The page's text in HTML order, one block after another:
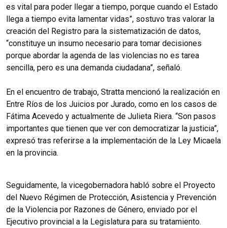
es vital para poder llegar a tiempo, porque cuando el Estado
llega a tiempo evita lamentar vidas”, sostuvo tras valorar la
creación del Registro para la sistematización de datos,
“constituye un insumo necesario para tomar decisiones
porque abordar la agenda de las violencias no es tarea
sencilla, pero es una demanda ciudadana”, señaló.
En el encuentro de trabajo, Stratta mencionó la realización en
Entre Ríos de los Juicios por Jurado, como en los casos de
Fátima Acevedo y actualmente de Julieta Riera. “Son pasos
importantes que tienen que ver con democratizar la justicia”,
expresó tras referirse a la implementación de la Ley Micaela
en la provincia.
Seguidamente, la vicegobernadora habló sobre el Proyecto
del Nuevo Régimen de Protección, Asistencia y Prevención
de la Violencia por Razones de Género, enviado por el
Ejecutivo provincial a la Legislatura para su tratamiento.